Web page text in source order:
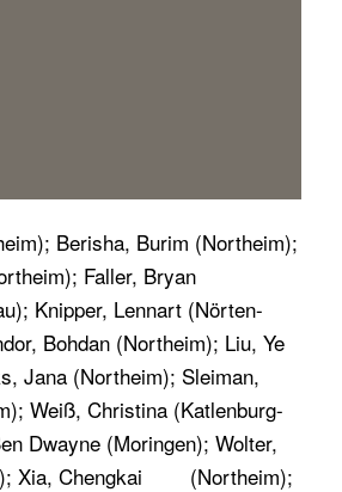
Berisha, Burim (Northeim);
Faller, Bryan
Knipper, Lennart (Nörten-
Bohdan (Northeim); Liu, Ye
Jana (Northeim); Sleiman,
Weiß, Christina (Katlenburg-
Dwayne (Moringen); Wolter,
Xia, Chengkai (Northeim);